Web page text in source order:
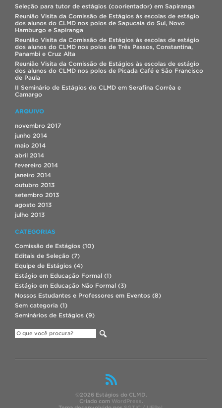
Seleção para tutor de estágios (coorientador) em Sapiranga
Reunião Visita da Comissão de Estágios às escolas de estágio
dos alunos do CLMD nos polos de Sapucaia do Sul, Novo
Hamburgo e Sapiranga
Reunião Visita da Comissão de Estágios às escolas de estágio
dos alunos do CLMD nos polos de Três Passos, Constantina,
Panambi e Cruz Alta
Reunião Visita da Comissão de Estágios às escolas de estágio
dos alunos do CLMD nos polos de Picada Café e São Francisco
de Paula
II Seminário de Estágios do CLMD em Serafina Corrêa e
Camargo
ARQUIVO
novembro 2017
junho 2014
maio 2014
abril 2014
fevereiro 2014
janeiro 2014
outubro 2013
setembro 2013
agosto 2013
julho 2013
CATEGORIAS
Comissão de Estágios (10)
Editais de Seleção (7)
Equipe de Estágios (4)
Estágio em Educação Formal (1)
Estágio em Educação Não Formal (3)
Nossos Estudantes e Professores em Eventos (8)
Sem categoria (1)
Seminários de Estágios (9)
©2026 Estágios do CLMD.
Criado com WordPress.